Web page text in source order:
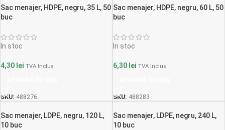
Sac menajer, HDPE, negru, 35 L, 50
buc
In stoc
4,30 lei TVA Inclus
SKU: 488276
Sac menajer, HDPE, negru, 60 L, 50
buc
In stoc
6,30 lei TVA Inclus
SKU: 488283
Sac menajer, LDPE, negru, 120 L,
10 buc
Sac menajer, LDPE, negru, 240 L,
10 buc